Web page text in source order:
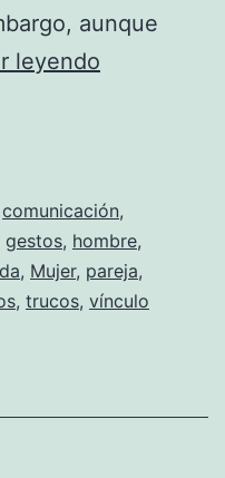
aunque
leyendo
la
mirada
de
comunicación,
gestos, hombre,
, Mujer, pareja,
, trucos, vínculo